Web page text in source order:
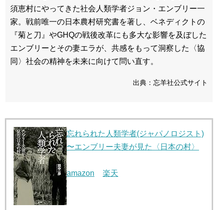
須恵村にやってきた社会人類学者ジョン・エンブリー一
家。戦前唯一の日本農村研究書を著し、ベネディクトの
『菊と刀』やGHQの戦後改革にも多大な影響を及ぼした
エンブリーとその妻エラが、共感をもって洞察した〈協
同〉社会の精神を未来に向けて問い直す。
出典：忘羊社公式サイト
忘れられた人類学者(ジャパノロジスト)
〜エンブリー夫妻が見た〈日本の村〉
amazon 楽天